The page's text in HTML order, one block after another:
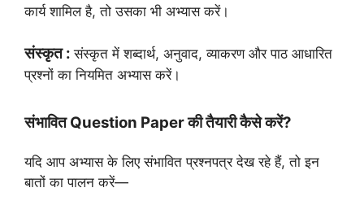
कार्य शामिल है, तो उसका भी अभ्यास करें।
संस्कृत :संस्कृत में शब्दार्थ, अनुवाद, व्याकरण और पाठ आधारित
प्रश्नों का नियमित अभ्यास करें।
संभावित Question Paper की तैयारी कैसे करें?
यदि आप अभ्यास के लिए संभावित प्रश्नपत्र देख रहे हैं, तो इन
बातों का पालन करें—